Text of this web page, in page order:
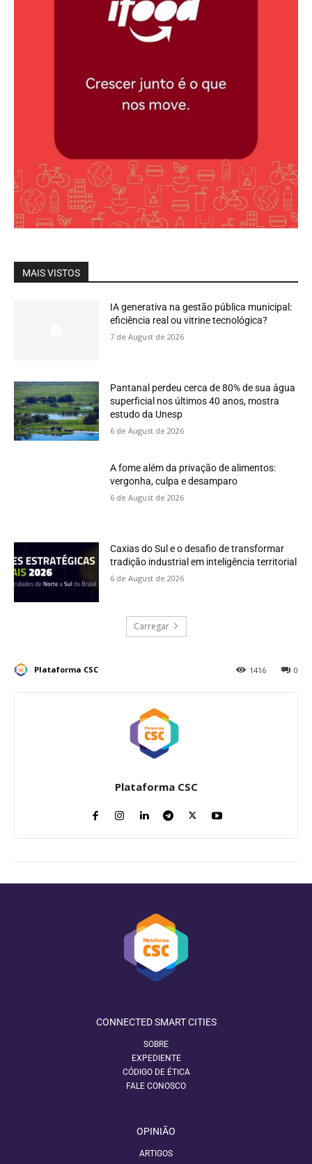
MAIS VISTOS
IA generativa na gestão pública municipal:
eficiência real ou vitrine tecnológica?
7 de August de 2026
Pantanal perdeu cerca de 80% de sua água
superficial nos últimos 40 anos, mostra
estudo da Unesp
6 de August de 2026
A fome além da privação de alimentos:
vergonha, culpa e desamparo
6 de August de 2026
Caxias do Sul e o desafio de transformar
tradição industrial em inteligência territorial
6 de August de 2026
Carregar
Plataforma CSC 0
1416
Plataforma CSC
CONNECTED SMART CITIES
SOBRE
EXPEDIENTE
CÓDIGO DE ÉTICA
FALE CONOSCO
OPINIÃO
ARTIGOS